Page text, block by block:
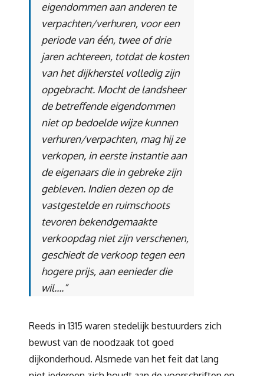
eigendommen aan anderen te
verpachten/verhuren, voor een
periode van één, twee of drie
jaren achtereen, totdat de kosten
van het dijkherstel volledig zijn
opgebracht. Mocht de landsheer
de betreffende eigendommen
niet op bedoelde wijze kunnen
verhuren/verpachten, mag hij ze
verkopen, in eerste instantie aan
de eigenaars die in gebreke zijn
gebleven. Indien dezen op de
vastgestelde en ruimschoots
tevoren bekendgemaakte
verkoopdag niet zijn verschenen,
geschiedt de verkoop tegen een
hogere prijs, aan eenieder die
wil….”
Reeds in 1315 waren stedelijk bestuurders zich
bewust van de noodzaak tot goed
dijkonderhoud. Alsmede van het feit dat lang